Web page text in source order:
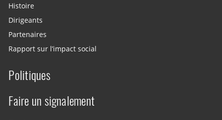
Histoire
Dirigeants
Partenaires
Rapport sur l’impact social
Politiques
Faire un signalement